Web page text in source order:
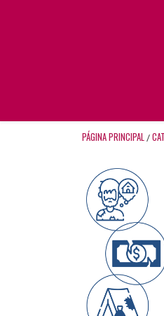
PÁGINA PRINCIPAL /